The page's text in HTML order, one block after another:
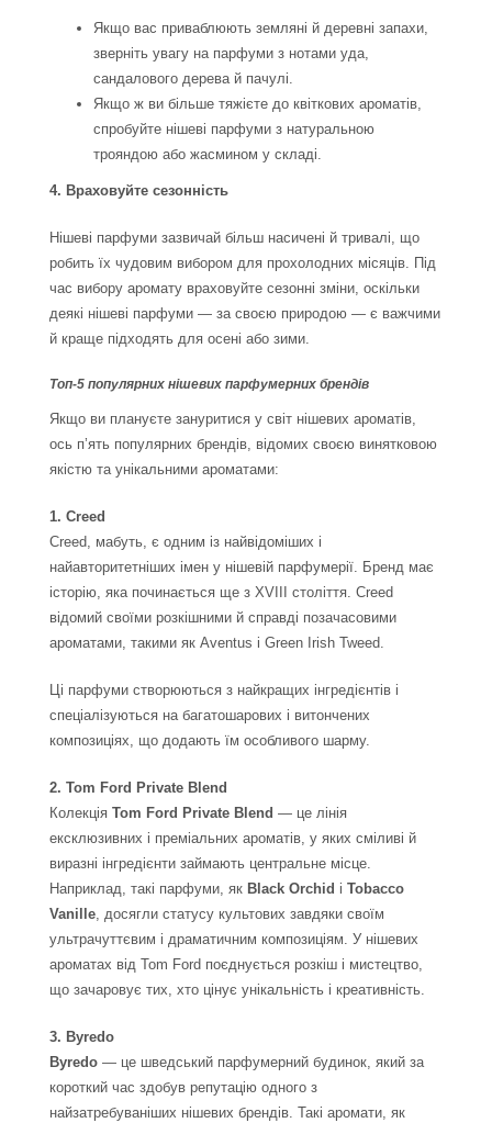
Якщо вас приваблюють земляні й деревні запахи,
зверніть увагу на парфуми з нотами уда,
сандалового дерева й пачулі.
Якщо ж ви більше тяжієте до квіткових ароматів,
спробуйте нішеві парфуми з натуральною
трояндою або жасмином у складі.
4. Враховуйте сезонність
Нішеві парфуми зазвичай більш насичені й тривалі, що
робить їх чудовим вибором для прохолодних місяців. Під
час вибору аромату враховуйте сезонні зміни, оскільки
деякі нішеві парфуми — за своєю природою — є важчими
й краще підходять для осені або зими.
Топ-5 популярних нішевих парфумерних брендів
Якщо ви плануєте зануритися у світ нішевих ароматів,
ось п’ять популярних брендів, відомих своєю винятковою
якістю та унікальними ароматами:
1. Creed
Creed, мабуть, є одним із найвідоміших і
найавторитетніших імен у нішевій парфумерії. Бренд має
історію, яка починається ще з XVIII століття. Creed
відомий своїми розкішними й справді позачасовими
ароматами, такими як Aventus і Green Irish Tweed.
Ці парфуми створюються з найкращих інгредієнтів і
спеціалізуються на багатошарових і витончених
композиціях, що додають їм особливого шарму.
2. Tom Ford Private Blend
Колекція Tom Ford Private Blend — це лінія
ексклюзивних і преміальних ароматів, у яких сміливі й
виразні інгредієнти займають центральне місце.
Наприклад, такі парфуми, як Black Orchid і Tobacco
Vanille, досягли статусу культових завдяки своїм
ультрачуттєвим і драматичним композиціям. У нішевих
ароматах від Tom Ford поєднується розкіш і мистецтво,
що зачаровує тих, хто цінує унікальність і креативність.
3. Byredo
Byredo — це шведський парфумерний будинок, який за
короткий час здобув репутацію одного з
найзатребуваніших нішевих брендів. Такі аромати, як